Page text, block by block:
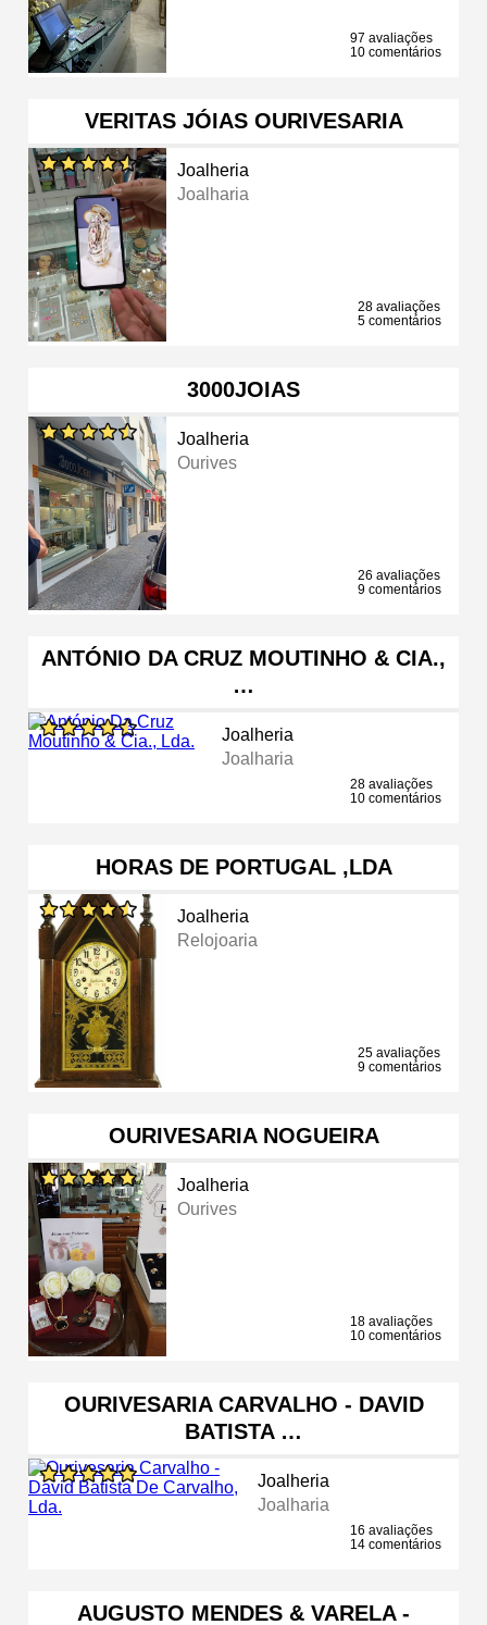
97 avaliações
10 comentários
VERITAS JÓIAS OURIVESARIA
Joalheria
Joalharia
28 avaliações
5 comentários
3000JOIAS
Joalheria
Ourives
26 avaliações
9 comentários
ANTÓNIO DA CRUZ MOUTINHO & CIA.,
…
Joalheria
Joalharia
28 avaliações
10 comentários
HORAS DE PORTUGAL ,LDA
Joalheria
Relojoaria
25 avaliações
9 comentários
OURIVESARIA NOGUEIRA
Joalheria
Ourives
18 avaliações
10 comentários
OURIVESARIA CARVALHO - DAVID
BATISTA …
Joalheria
Joalharia
16 avaliações
14 comentários
AUGUSTO MENDES & VARELA -